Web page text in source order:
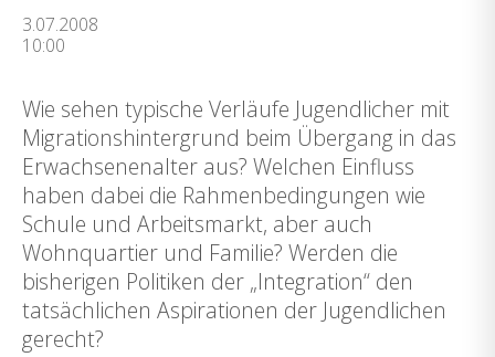
3.07.2008
10:00
Wie sehen typische Verläufe Jugendlicher mit
Migrationshintergrund beim Übergang in das
Erwachsenenalter aus? Welchen Einfluss
haben dabei die Rahmenbedingungen wie
Schule und Arbeitsmarkt, aber auch
Wohnquartier und Familie? Werden die
bisherigen Politiken der „Integration“ den
tatsächlichen Aspirationen der Jugendlichen
gerecht?